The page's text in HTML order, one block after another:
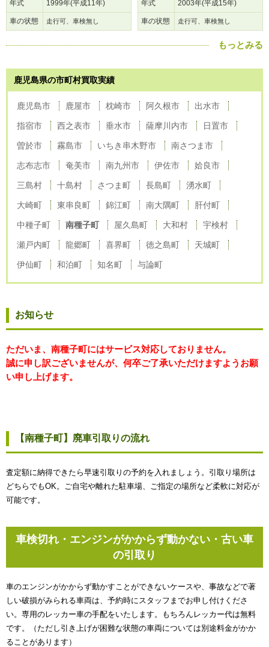
年式 1999年(平成11年)
車の状態 走行可、車検無し
年式 2003年(平成15年)
車の状態 走行可、車検無し
もっとみる
鹿児島県の市町村買取実績
鹿児島市 鹿屋市 枕崎市 阿久根市 出水市
指宿市 西之表市 垂水市 薩摩川内市 日置市
曽於市 霧島市 いちき串木野市 南さつま市
志布志市 奄美市 南九州市 伊佐市 姶良市
三島村 十島村 さつま町 長島町 湧水町
大崎町 東串良町 錦江町 南大隅町 肝付町
中種子町 南種子町 屋久島町 大和村 宇検村
瀬戸内町 龍郷町 喜界町 徳之島町 天城町
伊仙町 和泊町 知名町 与論町
お知らせ
ただいま、南種子町にはサービス対応しておりません。
誠に申し訳ございませんが、何卒ご了承いただけますようお願
い申し上げます。
【南種子町】廃車引取りの流れ
査定額に納得できたら早速引取りの予約を入れましょう。引取り場所は
どちらでもOK。ご自宅や離れた駐車場、ご指定の場所など柔軟に対応が
可能です。
車検切れ・エンジンがかからず動かない・古い車
の引取り
車のエンジンがかからず動かすことができないケースや、事故などで著
しい破損がみられる車両は、予約時にスタッフまでお申し付けくださ
い。専用のレッカー車の手配をいたします。もちろんレッカー代は無料
です。（ただし引き上げが困難な状態の車両については別途料金がかか
ることがあります）